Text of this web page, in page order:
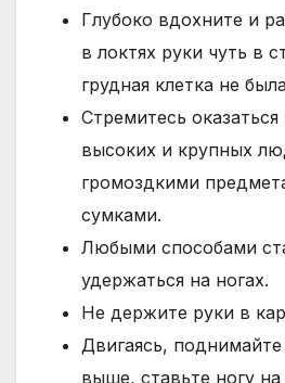
Глубоко вдохните и
в локтях руки чуть в
грудная клетка не
Стремитесь
высоких и крупных
громоздкими
сумками.
Любыми способами
удержаться на ногах.
Не держите руки в
Двигаясь,
выше, ставьте ногу